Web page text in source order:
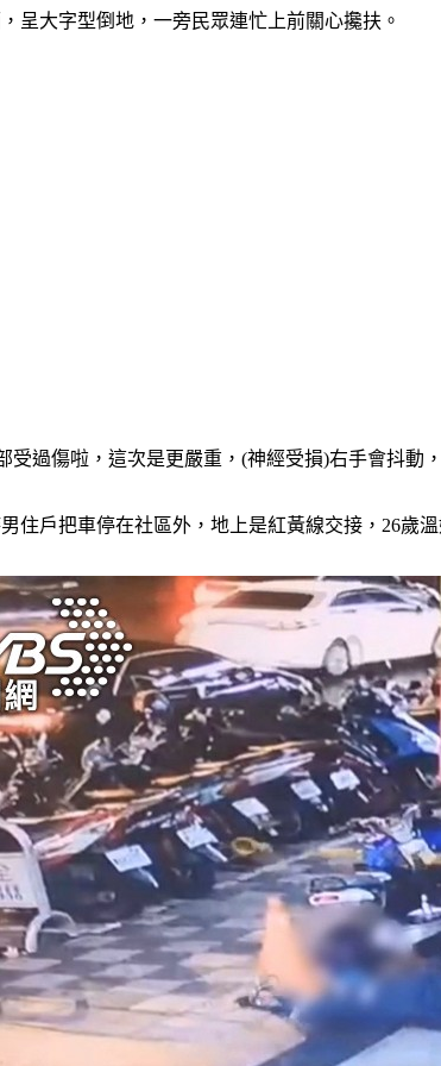
呈大字型倒地，一旁民眾連忙上前關心攙扶。
過傷啦，這次是更嚴重，(神經受損)右手會抖動
住戶把車停在社區外，地上是紅黃線交接，26歲